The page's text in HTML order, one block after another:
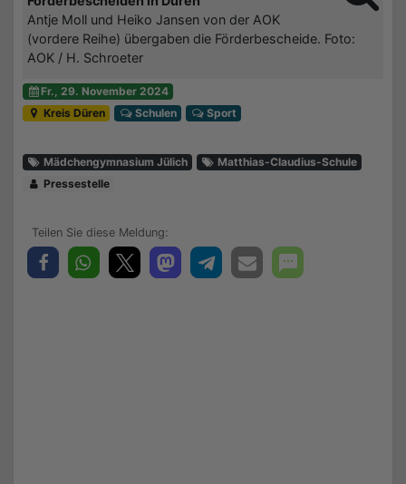
Antje Moll und Heiko Jansen von der AOK
(vordere Reihe) übergaben die Förderbescheide. Foto:
AOK / H. Schroeter
Fr., 29. November 2024
Kreis Düren
Schulen Sport
Mädchengymnasium Jülich
Matthias-Claudius-Schule
Pressestelle